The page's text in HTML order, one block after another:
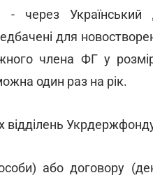
через
для
члена ФГ у
один раз на рік.
відділень
або договору